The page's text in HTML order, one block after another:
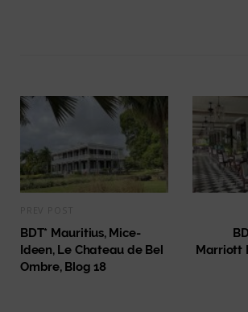
BDT* Mauritius, Mice-
Ideen, Le Chateau de Bel
Ombre, Blog 18
Marriott